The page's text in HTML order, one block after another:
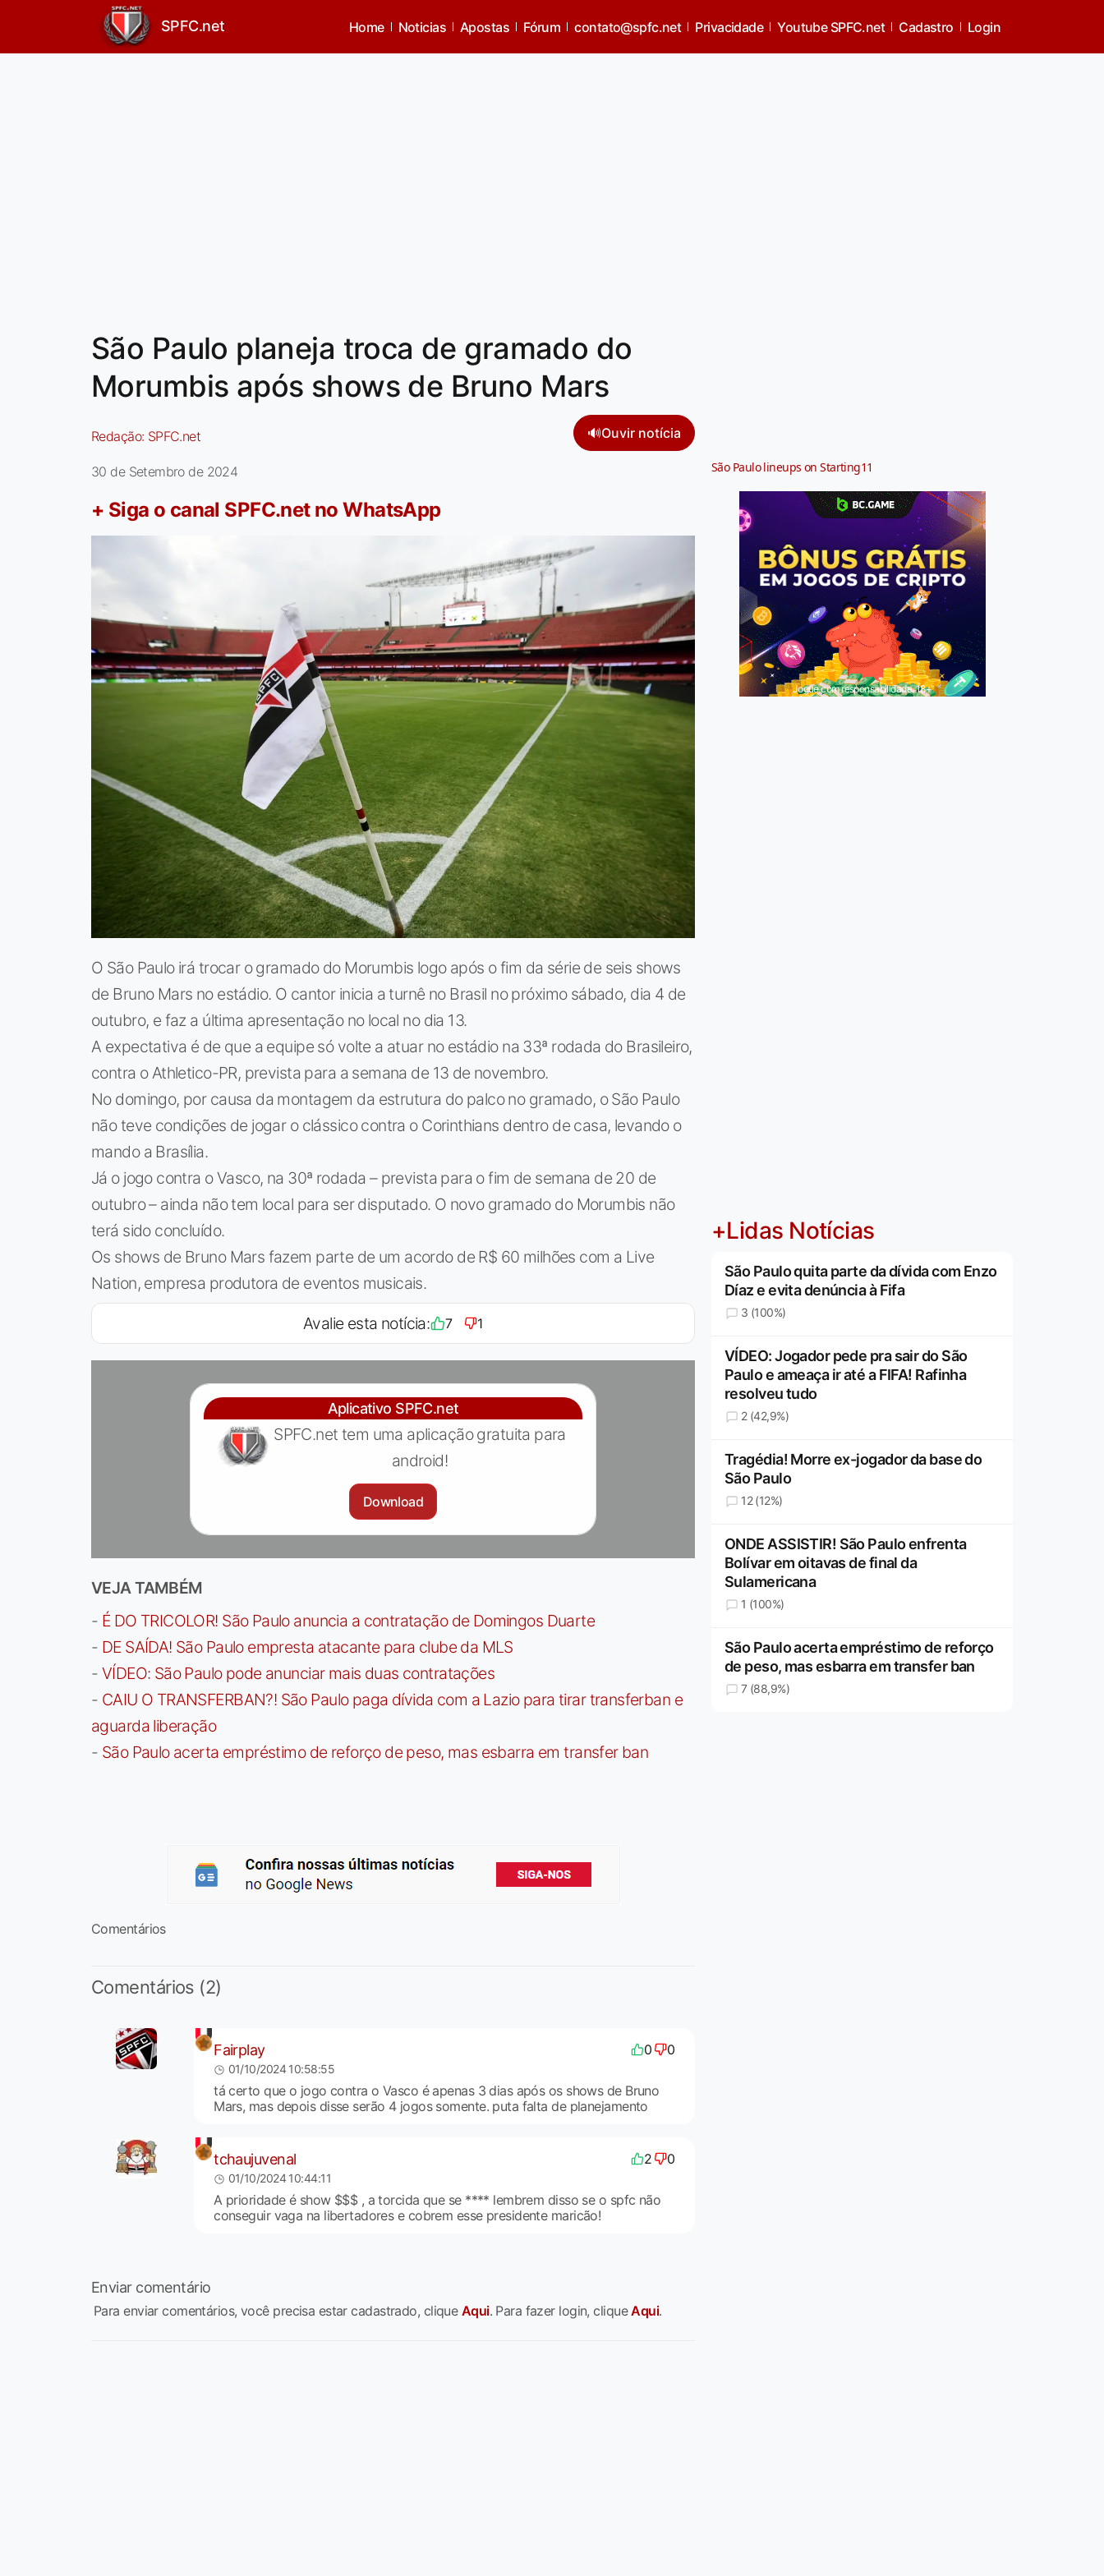
SPFC.net Home Noticias Apostas Fórum contato@spfc.net Privacidade Youtube SPFC.net Cadastro Login
São Paulo planeja troca de gramado do
Morumbis após shows de Bruno Mars
Redação: SPFC.net 🔊Ouvir notícia
30 de Setembro de 2024
+ Siga o canal SPFC.net no WhatsApp
O São Paulo irá trocar o gramado do Morumbis logo após o fim da série de seis shows
de Bruno Mars no estádio. O cantor inicia a turnê no Brasil no próximo sábado, dia 4 de
outubro, e faz a última apresentação no local no dia 13.
A expectativa é de que a equipe só volte a atuar no estádio na 33ª rodada do Brasileiro,
contra o Athletico-PR, prevista para a semana de 13 de novembro.
No domingo, por causa da montagem da estrutura do palco no gramado, o São Paulo
não teve condições de jogar o clássico contra o Corinthians dentro de casa, levando o
mando a Brasília.
Já o jogo contra o Vasco, na 30ª rodada – prevista para o fim de semana de 20 de
outubro – ainda não tem local para ser disputado. O novo gramado do Morumbis não
terá sido concluído.
Os shows de Bruno Mars fazem parte de um acordo de R$ 60 milhões com a Live
Nation, empresa produtora de eventos musicais.
Avalie esta notícia: 7 1
Aplicativo SPFC.net
SPFC.net tem uma aplicação gratuita para
android!
Download
VEJA TAMBÉM
- É DO TRICOLOR! São Paulo anuncia a contratação de Domingos Duarte
- DE SAÍDA! São Paulo empresta atacante para clube da MLS
- VÍDEO: São Paulo pode anunciar mais duas contratações
- CAIU O TRANSFERBAN?! São Paulo paga dívida com a Lazio para tirar transferban e
aguarda liberação
- São Paulo acerta empréstimo de reforço de peso, mas esbarra em transfer ban
Comentários
Comentários (2)
Fairplay 0 0
01/10/2024 10:58:55
tá certo que o jogo contra o Vasco é apenas 3 dias após os shows de Bruno
Mars, mas depois disse serão 4 jogos somente. puta falta de planejamento
tchaujuvenal 2 0
01/10/2024 10:44:11
A prioridade é show $$$ , a torcida que se **** lembrem disso se o spfc não
conseguir vaga na libertadores e cobrem esse presidente maricão!
Enviar comentário
Para enviar comentários, você precisa estar cadastrado, clique Aqui. Para fazer login, cliqueAqui.
São Paulo lineups on Starting11
Jogue com responsabilidade. 18+
+Lidas Notícias
São Paulo quita parte da dívida com Enzo
Díaz e evita denúncia à Fifa
3 (100%)
VÍDEO: Jogador pede pra sair do São
Paulo e ameaça ir até a FIFA! Rafinha
resolveu tudo
2 (42,9%)
Tragédia! Morre ex-jogador da base do
São Paulo
12 (12%)
ONDE ASSISTIR! São Paulo enfrenta
Bolívar em oitavas de final da
Sulamericana
1 (100%)
São Paulo acerta empréstimo de reforço
de peso, mas esbarra em transfer ban
7 (88,9%)